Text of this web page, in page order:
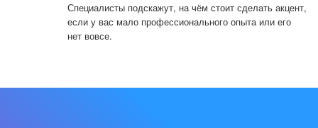
Специалисты подскажут, на чём стоит сделать акцент,
если у вас мало профессионального опыта или его
нет вовсе.